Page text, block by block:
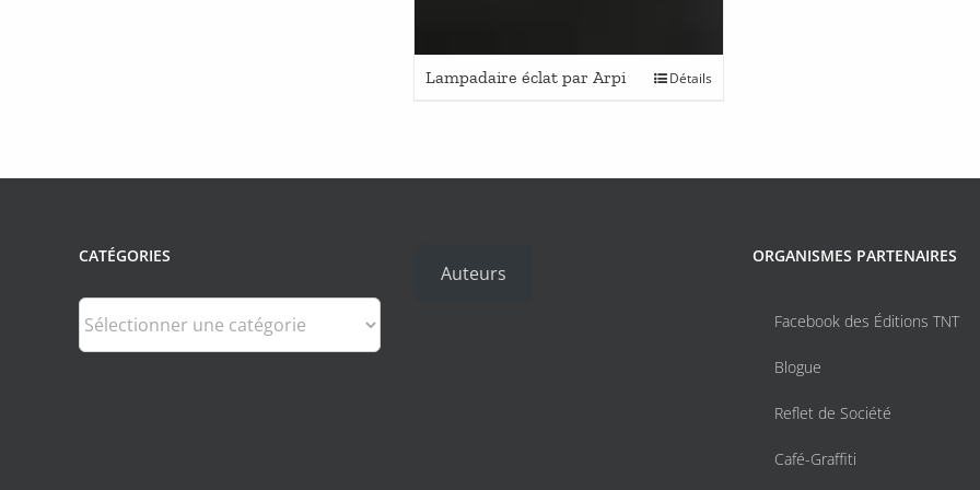
Lampadaire éclat par Arpi Détails
CATÉGORIES
Catégories
Auteurs
ORGANISMES PARTENAIRES
Facebook des Éditions TNT
Blogue
Reflet de Société
Café-Graffiti